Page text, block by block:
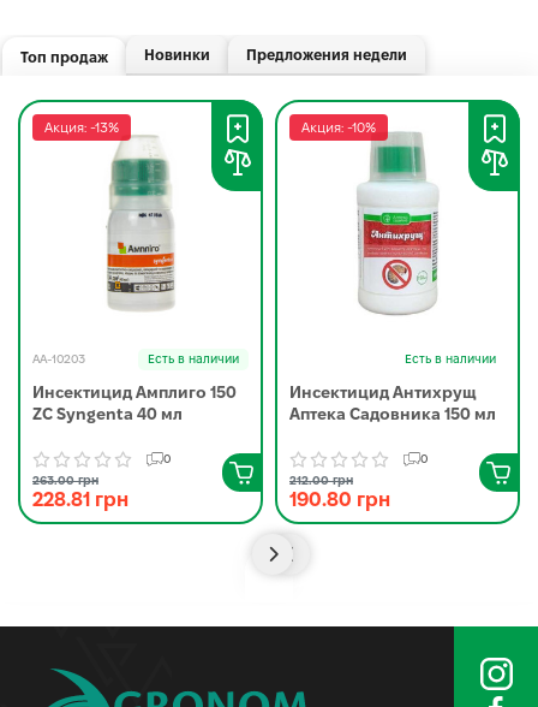
Топ продаж Новинки Предложения недели
Акция: -13%
AA-10203 Есть в наличии
Инсектицид Амплиго 150
ZC Syngenta 40 мл
0
263.00 грн
228.81 грн
Акция: -10%
Есть в наличии
Инсектицид Антихрущ
Аптека Садовника 150 мл
0
212.00 грн
190.80 грн